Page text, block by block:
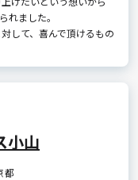
れました。
して、喜んで頂けるもの
小山
都